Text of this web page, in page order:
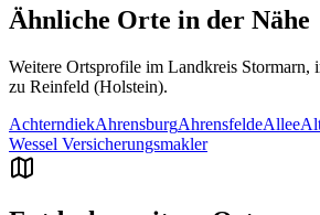
Ähnliche Orte in der Nähe
Weitere Ortsprofile im Landkreis Stormarn,
zu Reinfeld (Holstein).
AchterndiekAhrensburgAhrensfeldeAllee
Wessel Versicherungsmakler